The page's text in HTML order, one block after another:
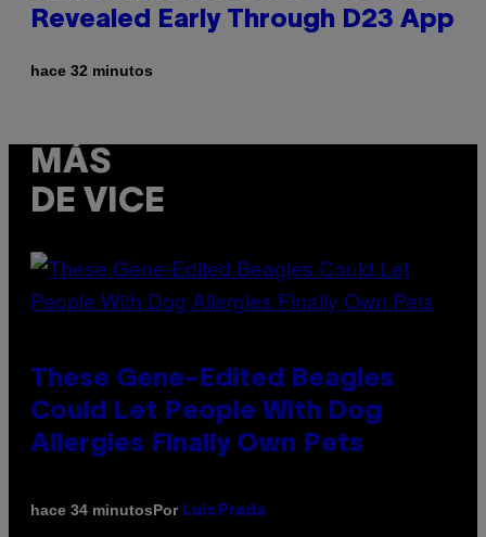
Revealed Early Through D23 App
hace 32 minutos
MÁS
DE VICE
These Gene-Edited Beagles
Could Let People With Dog
Allergies Finally Own Pets
hace 34 minutosPor Luis Prada